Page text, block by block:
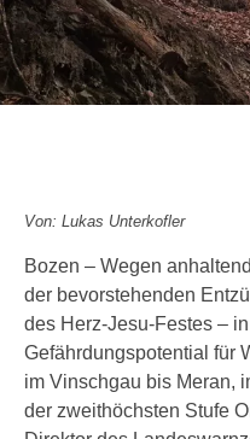
Von: Lukas Unterkofler
Bozen – Wegen
der bevorstehenden
des Herz-Jesu-Festes –
Gefährdungspotential für
im Vinschgau bis Meran,
der zweithöchsten Stufe